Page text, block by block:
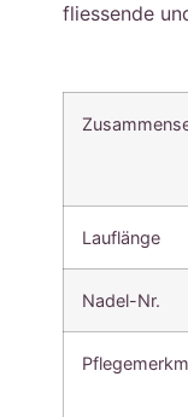
fliessende
Lauflänge
Nadel-Nr.